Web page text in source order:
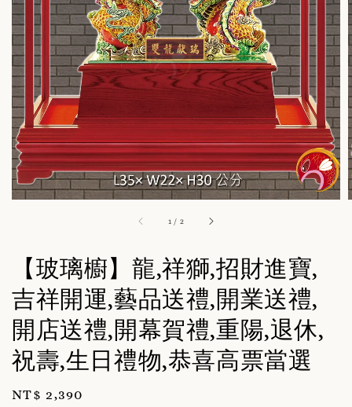
1 / 2
【玻璃櫥】龍,祥獅,招財進寶,
吉祥開運,藝品送禮,開業送禮,
開店送禮,開幕賀禮,重陽,退休,
祝壽,生日禮物,恭喜高票當選
Regular
NT$ 2,390